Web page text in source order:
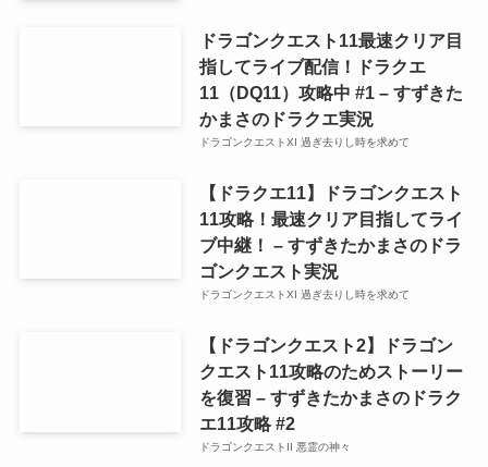
ドラゴンクエスト11最速クリア目
指してライブ配信！ドラクエ
11（DQ11）攻略中 #1 – すずきた
かまさのドラクエ実況
ドラゴンクエストXI 過ぎ去りし時を求めて
【ドラクエ11】ドラゴンクエスト
11攻略！最速クリア目指してライ
ブ中継！ – すずきたかまさのドラ
ゴンクエスト実況
ドラゴンクエストXI 過ぎ去りし時を求めて
【ドラゴンクエスト2】ドラゴン
クエスト11攻略のためストーリー
を復習 – すずきたかまさのドラク
エ11攻略 #2
ドラゴンクエストII 悪霊の神々